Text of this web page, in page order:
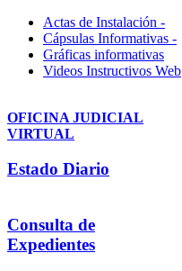
Actas de Instalación -
Cápsulas Informativas -
Gráficas informativas
Videos Instructivos Web
OFICINA JUDICIAL
VIRTUAL
Estado Diario
Consulta de
Expedientes